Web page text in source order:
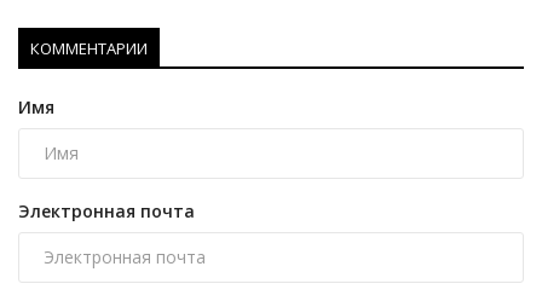
КОММЕНТАРИИ
Имя
Электронная почта